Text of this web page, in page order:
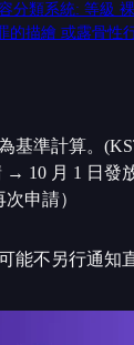
分類系統: 等級
的描繪 或露骨性
基準計算。
→ 10 月 1 日發
申請）
能不另行通知